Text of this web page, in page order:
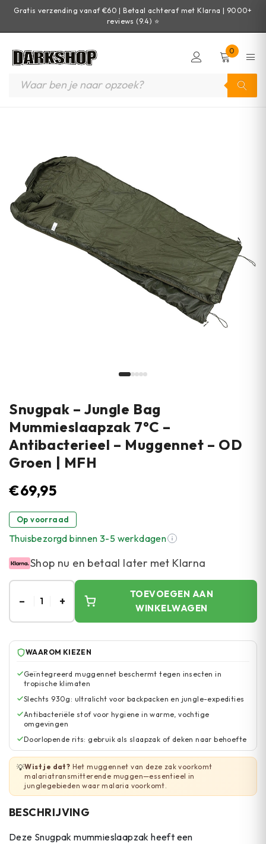
Gratis verzending vanaf €60 | Betaal achteraf met Klarna | 9000+
reviews (9.4) ⭐
0
Snugpak – Jungle Bag
Mummieslaapzak 7°C –
Antibacterieel – Muggennet – OD
Groen | MFH
€69,95
Op voorraad
Thuisbezorgd binnen 3-5 werkdagen
Shop nu en betaal later met Klarna
– 1 +
TOEVOEGEN AAN
WINKELWAGEN
WAAROM KIEZEN
Geïntegreerd muggennet beschermt tegen insecten in
tropische klimaten
Slechts 930g: ultralicht voor backpacken en jungle-expedities
Antibacteriële stof voor hygiene in warme, vochtige
omgevingen
Doorlopende rits: gebruik als slaapzak of deken naar behoefte
💡Wist je dat? Het muggennet van deze zak voorkomt
malariatransmitterende muggen—essentieel in
junglegebieden waar malaria voorkomt.
BESCHRIJVING
Deze Snugpak mummieslaapzak heeft een